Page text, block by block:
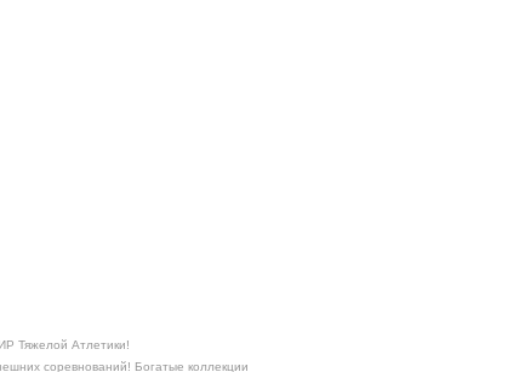
Тяжелой Атлетики!
соревнований! Богатые коллекции